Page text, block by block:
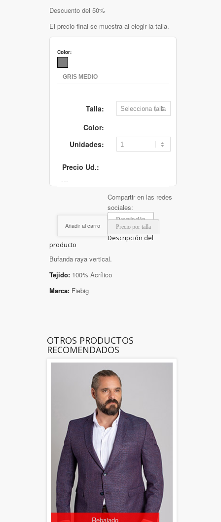
Descuento del 50%
El precio final se muestra al elegir la talla.
Color:
Talla:
Color:
Unidades:
Precio Ud.:
Añadir al carro
Compartir en las redes
sociales:
Descripción
Precio por talla
Descripción del
producto
Bufanda raya vertical.
Tejido: 100% Acrílico
Marca: Fiebig
OTROS PRODUCTOS
RECOMENDADOS
Rebajado